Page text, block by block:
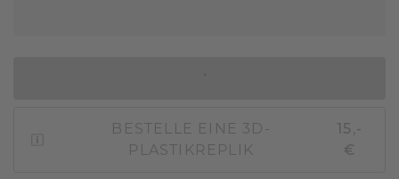
BESTELLE EINE 3D-
PLASTIKREPLIK
15,-
€